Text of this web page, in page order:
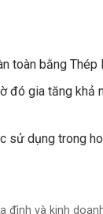
bằng Thép
đó gia tăng khả
sử dụng trong
đình và kinh